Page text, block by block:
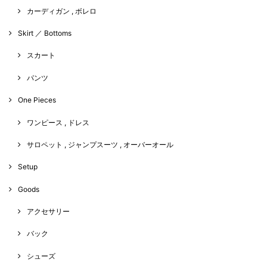
カーディガン , ボレロ
Skirt ／ Bottoms
スカート
パンツ
One Pieces
ワンピース , ドレス
サロペット , ジャンプスーツ , オーバーオール
Setup
Goods
アクセサリー
バック
シューズ